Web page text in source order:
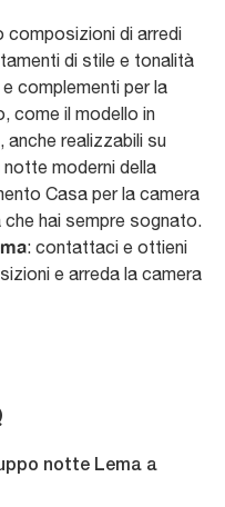
composizioni di arredi
di stile e tonalità
complementi per la
come il modello in
realizzabili su
moderni della
Casa per la camera
hai sempre sognato.
: contattaci e ottieni
e arreda la camera
notte Lema a